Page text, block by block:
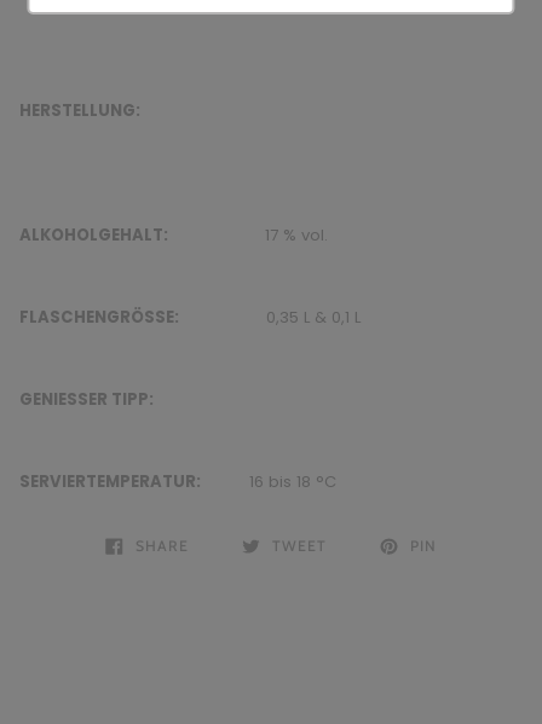
HERSTELLUNG:
ALKOHOLGEHALT: 17 % vol.
FLASCHENGRÖSSE: 0,35 L & 0,1 L
GENIESSER TIPP:
SERVIERTEMPERATUR: 16 bis 18 °C
SHARE TWEET PIN